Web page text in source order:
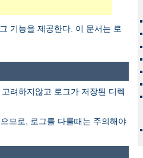
기능을 제공한다. 이 문서는 로
려하지않고 로그가 저장된 디렉
므로, 로그를 다룰때는 주의해야